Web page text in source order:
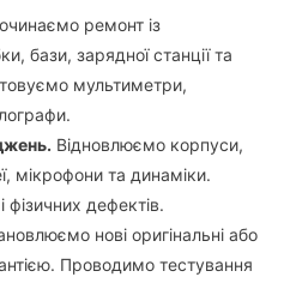
ремонт із
бази, зарядної станції та
мультиметри,
Відновлюємо корпуси,
мікрофони та динаміки.
фізичних дефектів.
нові оригінальні або
Проводимо тестування